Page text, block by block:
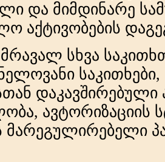
და მიმდინარე
აქტივობების
მრავალ სხვა
დაკავშირებული
ავტორიზაციის
მარეგულირებელი